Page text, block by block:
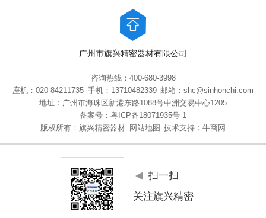
广州市旗兴精密器材有限公司
咨询热线：400-680-3998
座机：020-84211735 手机：13710482339 邮箱：shc@sinhonchi.com
地址：广州市海珠区新港东路1088号中洲交易中心1205
备案号： 粤ICP备18071935号-1
版权所有：旗兴精密器材
网站地图 技术支持：牛商网
扫一扫
关注旗兴精密